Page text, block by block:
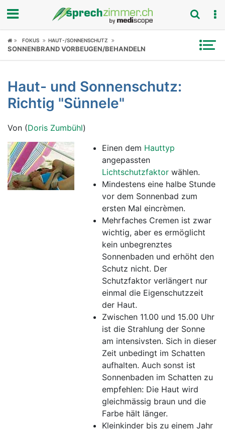
Fokus
Symptome
Untersuchungen
Ratgeber
Rubriken
FOKUS HAUT-/SONNENSCHUTZ
SONNENBRAND VORBEUGEN/BEHANDELN
Haut- und Sonnenschutz:
Richtig "Sünnele"
Von (Doris Zumbühl)
Einen dem Hauttyp
angepassten
Lichtschutzfaktor wählen.
Mindestens eine halbe Stunde
vor dem Sonnenbad zum
ersten Mal eincrèmen.
Mehrfaches Cremen ist zwar
wichtig, aber es ermöglicht
kein unbegrenztes
Sonnenbaden und erhöht den
Schutz nicht. Der
Schutzfaktor verlängert nur
einmal die Eigenschutzzeit
der Haut.
Zwischen 11.00 und 15.00 Uhr
ist die Strahlung der Sonne
am intensivsten. Sich in dieser
Zeit unbedingt im Schatten
aufhalten. Auch sonst ist
Sonnenbaden im Schatten zu
empfehlen: Die Haut wird
gleichmässig braun und die
Farbe hält länger.
Kleinkinder bis zu einem Jahr